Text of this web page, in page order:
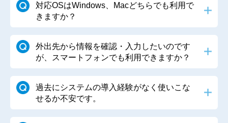
「工程表管理を効率化する建設業向けセミナー」のお知ら
バージョンアップ 2026.05.07
入金情報・原価発注情報・インポート・スケジュール・マ
スタ・帳票・検索などがバージョンアップしました
メディア 2026.04.17
対応OSはWindows、Macどちらでも利用で
きますか？
外出先から情報を確認・入力したいのです
が、スマートフォンでも利用できますか？
過去にシステムの導入経験がなく使いこな
せるか不安です。